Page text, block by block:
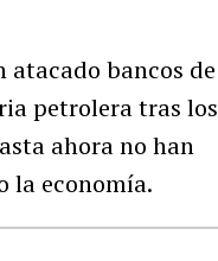
bancos de
petrolera tras los
ahora no han
la economía.